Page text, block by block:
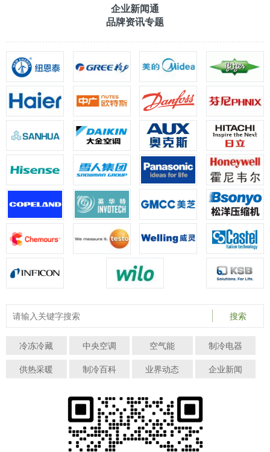
企业新闻通
品牌资讯专题
搜索
冷冻冷藏 中央空调 空气能
制冷电器
供热采暖
制冷百科 业界动态 企业新闻